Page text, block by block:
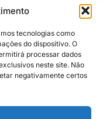
tecnologias como
do dispositivo. O
processar dados
neste site. Não
negativamente certos